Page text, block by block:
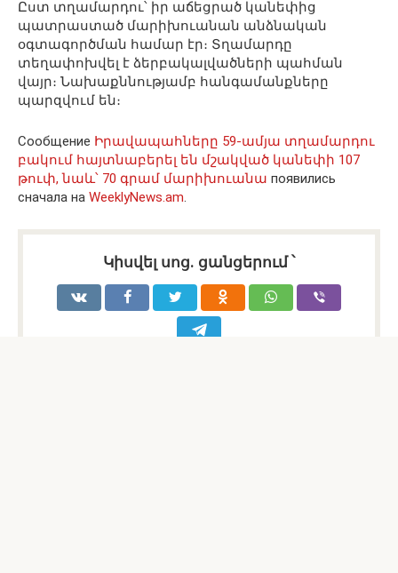
Ըստ տղամարդու՝ իր աճեցրած կանեփից
պատրաստած մարիխուանան անձնական
օգտագործման համար էր։ Տղամարդը
տեղափոխվել է ձերբակալվածների պահման
վայր։ Նախաքննությամբ հանգամանքները
պարզվում են։
Сообщение Իրավապահները 59-ամյա տղամարդու
բակում հայտնաբերել են մշակված կանեփի 107
թուփ, նաև՝ 70 գրամ մարիխուանա появились
сначала на WeeklyNews.am.
Կիսվել սոց․ ցանցերում ՝